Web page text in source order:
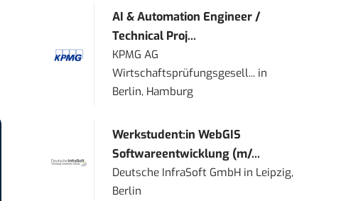
AI & Automation Engineer /
Technical Proj...
KPMG AG
Wirtschaftsprüfungsgesell... in
Berlin, Hamburg
Werkstudent:in WebGIS
Softwareentwicklung (m/...
Deutsche InfraSoft GmbH in Leipzig,
Berlin